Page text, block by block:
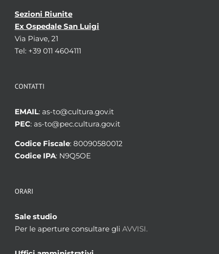
Sezioni Riunite
Ex Ospedale San Luigi
Via Piave, 21
Tel: +39 011 4604111
CONTATTI
EMAIL: as-to@cultura.gov.it
PEC: as-to@pec.cultura.gov.it
Codice Fiscale: 80090580012
Codice IPA: N9Q5OE
ORARI
Sale studio
Per le aperture consultare gli AVVISI.